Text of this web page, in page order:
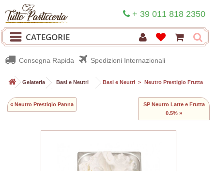
+ 39 011 818 2350
CATEGORIE
Consegna Rapida Spedizioni Internazionali
> Gelateria >Basi e Neutri > Basi e Neutri > Neutro Prestigio Frutta
« Neutro Prestigio Panna
SP Neutro Latte e Frutta
0.5% »